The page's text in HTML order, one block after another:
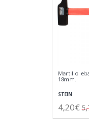
Martillo
18mm.
STEIN
4,20€